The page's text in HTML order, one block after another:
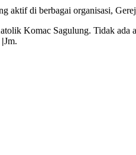
aktif di berbagai organisasi,
Komac Sagulung. Tidak ada
|Jm.